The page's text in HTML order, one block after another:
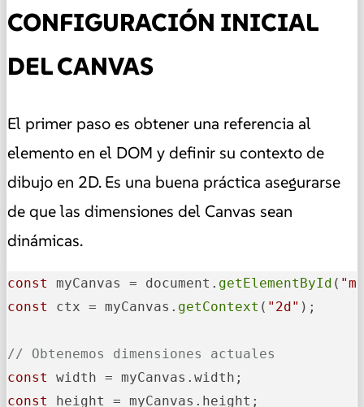
CONFIGURACIÓN INICIAL
DEL CANVAS
El primer paso es obtener una referencia al
elemento en el DOM y definir su contexto de
dibujo en 2D. Es una buena práctica asegurarse
de que las dimensiones del Canvas sean
dinámicas.
const myCanvas = document. getElementById (
const
ctx = myCanvas. getContext ( "2d" );
// Obtenemos dimensiones actuales
const
const
height = myCanvas.height;